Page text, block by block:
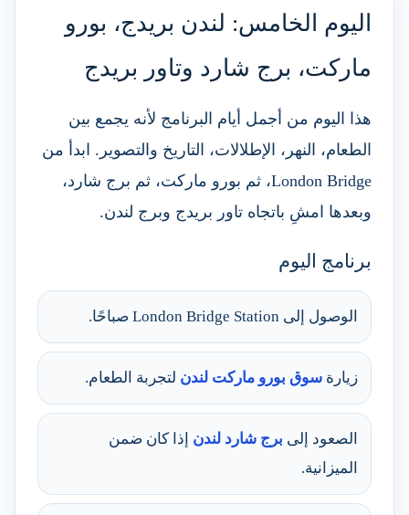
اليوم الخامس: لندن بريدج، بورو
ماركت، برج شارد وتاور بريدج
هذا اليوم من أجمل أيام البرنامج لأنه يجمع بين
الطعام، النهر، الإطلالات، التاريخ والتصوير. ابدأ من
London Bridge، ثم بورو ماركت، ثم برج شارد،
وبعدها امشِ باتجاه تاور بريدج وبرج لندن.
برنامج اليوم
الوصول إلى London Bridge Station صباحًا.
زيارة سوق بورو ماركت لندن لتجربة الطعام.
الصعود إلى برج شارد لندن إذا كان ضمن
الميزانية.